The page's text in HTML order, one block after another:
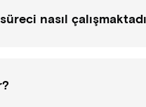
nasıl